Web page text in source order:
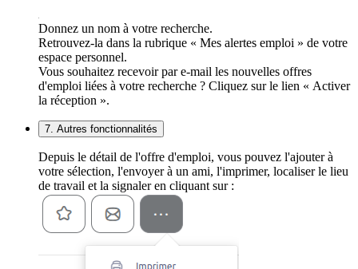
Donnez un nom à votre recherche.
Retrouvez-la dans la rubrique « Mes alertes emploi » de votre
espace personnel.
Vous souhaitez recevoir par e-mail les nouvelles offres
d'emploi liées à votre recherche ? Cliquez sur le lien « Activer
la réception ».
7. Autres fonctionnalités
Depuis le détail de l'offre d'emploi, vous pouvez l'ajouter à
votre sélection, l'envoyer à un ami, l'imprimer, localiser le lieu
de travail et la signaler en cliquant sur :